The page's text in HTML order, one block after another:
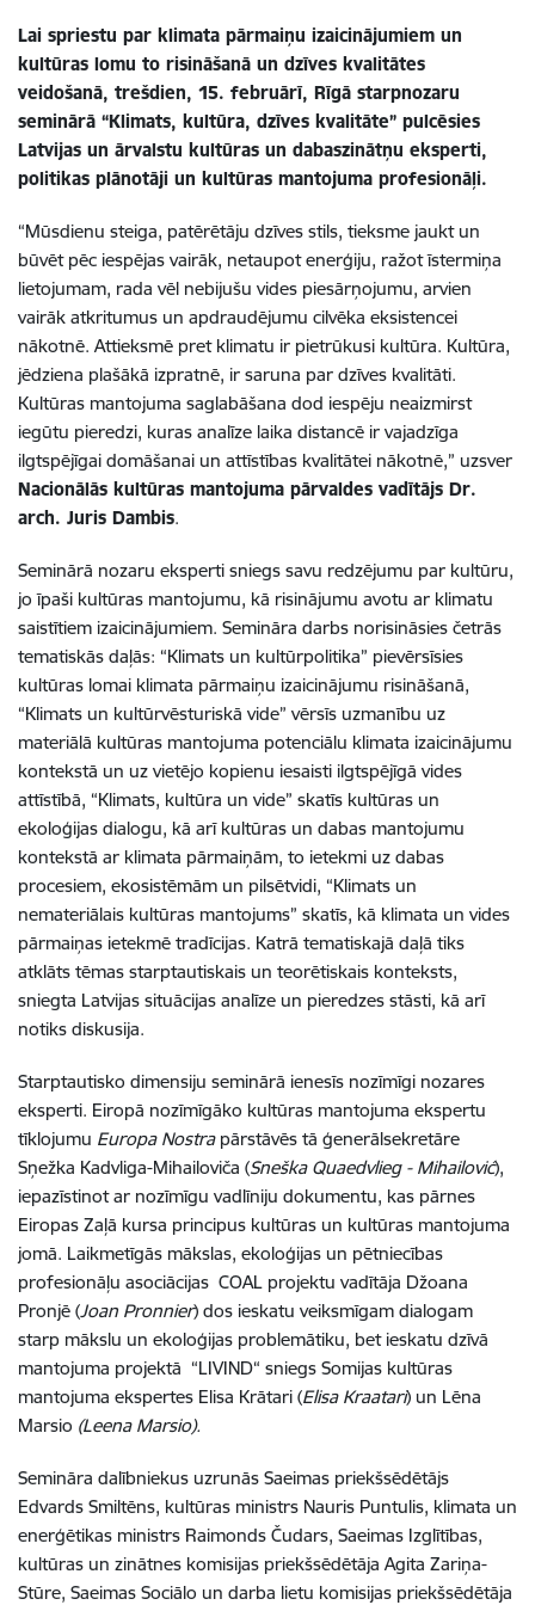
Lai spriestu par klimata pārmaiņu izaicinājumiem un
kultūras lomu to risināšanā un dzīves kvalitātes
veidošanā, trešdien, 15. februārī, Rīgā starpnozaru
seminārā “Klimats, kultūra, dzīves kvalitāte” pulcēsies
Latvijas un ārvalstu kultūras un dabaszinātņu eksperti,
politikas plānotāji un kultūras mantojuma profesionāļi.
“Mūsdienu steiga, patērētāju dzīves stils, tieksme jaukt un
būvēt pēc iespējas vairāk, netaupot enerģiju, ražot īstermiņa
lietojumam, rada vēl nebijušu vides piesārņojumu, arvien
vairāk atkritumus un apdraudējumu cilvēka eksistencei
nākotnē. Attieksmē pret klimatu ir pietrūkusi kultūra. Kultūra,
jēdziena plašākā izpratnē, ir saruna par dzīves kvalitāti.
Kultūras mantojuma saglabāšana dod iespēju neaizmirst
iegūtu pieredzi, kuras analīze laika distancē ir vajadzīga
ilgtspējīgai domāšanai un attīstības kvalitātei nākotnē,” uzsver
Nacionālās kultūras mantojuma pārvaldes vadītājs Dr.
arch. Juris Dambis.
Seminārā nozaru eksperti sniegs savu redzējumu par kultūru,
jo īpaši kultūras mantojumu, kā risinājumu avotu ar klimatu
saistītiem izaicinājumiem. Semināra darbs norisināsies četrās
tematiskās daļās: “Klimats un kultūrpolitika” pievērsīsies
kultūras lomai klimata pārmaiņu izaicinājumu risināšanā,
“Klimats un kultūrvēsturiskā vide” vērsīs uzmanību uz
materiālā kultūras mantojuma potenciālu klimata izaicinājumu
kontekstā un uz vietējo kopienu iesaisti ilgtspējīgā vides
attīstībā, “Klimats, kultūra un vide” skatīs kultūras un
ekoloģijas dialogu, kā arī kultūras un dabas mantojumu
kontekstā ar klimata pārmaiņām, to ietekmi uz dabas
procesiem, ekosistēmām un pilsētvidi, “Klimats un
nemateriālais kultūras mantojums” skatīs, kā klimata un vides
pārmaiņas ietekmē tradīcijas. Katrā tematiskajā daļā tiks
atklāts tēmas starptautiskais un teorētiskais konteksts,
sniegta Latvijas situācijas analīze un pieredzes stāsti, kā arī
notiks diskusija.
Starptautisko dimensiju seminārā ienesīs nozīmīgi nozares
eksperti. Eiropā nozīmīgāko kultūras mantojuma ekspertu
tīklojumu Europa Nostrapārstāvēs tā ģenerālsekretāre
Sņežka Kadvliga-Mihailoviča (Sneška Quaedvlieg - Mihailović),
iepazīstinot ar nozīmīgu vadlīniju dokumentu, kas pārnes
Eiropas Zaļā kursa principus kultūras un kultūras mantojuma
jomā. Laikmetīgās mākslas, ekoloģijas un pētniecības
profesionāļu asociācijas COAL projektu vadītāja Džoana
Pronjē (Joan Pronnier) dos ieskatu veiksmīgam dialogam
starp mākslu un ekoloģijas problemātiku, bet ieskatu dzīvā
mantojuma projektā “LIVIND“ sniegs Somijas kultūras
mantojuma ekspertes Elisa Krātari (Elisa Kraatari) un Lēna
Marsio (Leena Marsio).
Semināra dalībniekus uzrunās Saeimas priekšsēdētājs
Edvards Smiltēns, kultūras ministrs Nauris Puntulis, klimata un
enerģētikas ministrs Raimonds Čudars, Saeimas Izglītības,
kultūras un zinātnes komisijas priekšsēdētāja Agita Zariņa-
Stūre, Saeimas Sociālo un darba lietu komisijas priekšsēdētāja